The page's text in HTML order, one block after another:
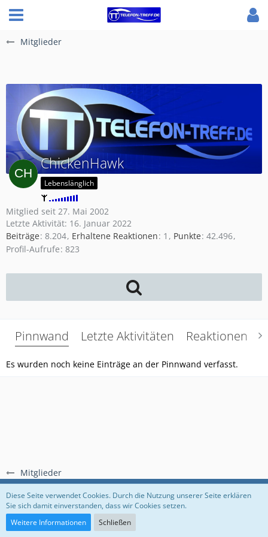
Mitglieder
Mitglieder
ChickenHawk
Lebenslänglich
Mitglied seit 27. Mai 2002
Letzte Aktivität: 16. Januar 2022
Beiträge 8.204 Erhaltene Reaktionen 1 Punkte 42.496
Profil-Aufrufe 823
Pinnwand Letzte Aktivitäten Reaktionen
Es wurden noch keine Einträge an der Pinnwand verfasst.
Regeln Datenschutzerklärung Impressum
Community-Software:
Diese Seite verwendet Cookies. Durch die Nutzung unserer Seite erklären
Sie sich damit einverstanden, dass wir Cookies setzen.
Weitere Informationen
Schließen